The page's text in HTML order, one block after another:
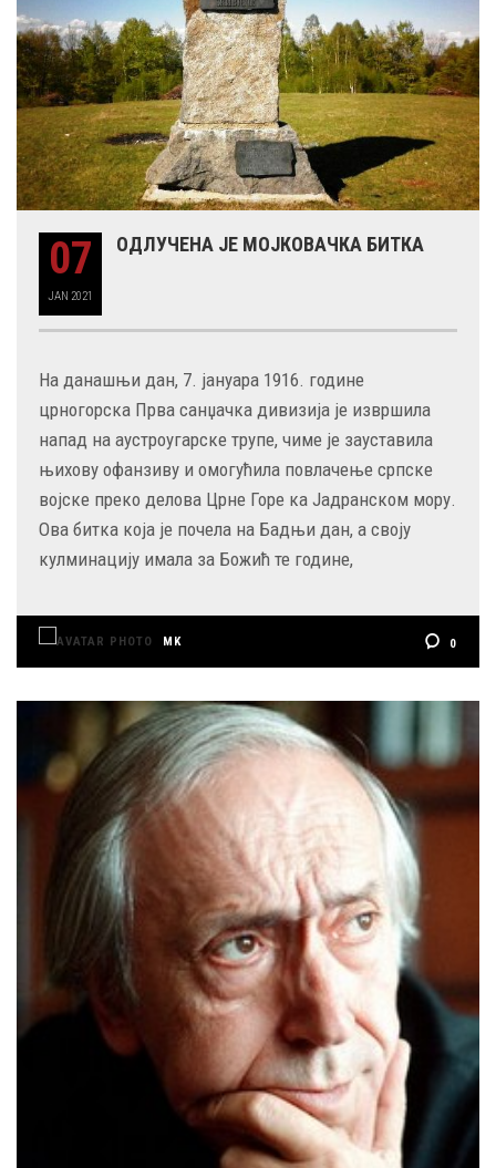
07
JAN 2021
ОДЛУЧЕНА ЈЕ МОЈКОВАЧКА БИТКА
На данашњи дан, 7. јануара 1916. године
црногорска Прва санџачка дивизија je извршила
напад на аустроугарске трупе, чиме је зауставила
њихову офанзиву и омогућила повлачење српске
војске преко делова Црне Горе ка Јадранском мору.
Ова битка која је почела на Бадњи дан, а своју
кулминацију имала за Божић те године,
MK 0